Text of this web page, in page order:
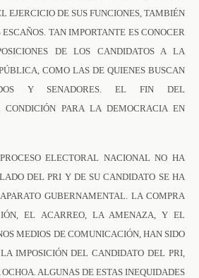
EJERCICIO DE SUS FUNCIONES, TAMBIÉN
TAN IMPORTANTE ES CONOCER
DE LOS CANDIDATOS A LA
COMO LAS DE QUIENES BUSCAN
Y SENADORES. EL FIN DEL
CONDICIÓN PARA LA DEMOCRACIA EN
ELECTORAL NACIONAL NO HA
DEL PRI Y DE SU CANDIDATO SE HA
GUBERNAMENTAL. LA COMPRA
EL ACARREO, LA AMENAZA, Y EL
MEDIOS DE COMUNICACIÓN, HAN SIDO
IMPOSICIÓN DEL CANDIDATO DEL PRI,
ALGUNAS DE ESTAS INEQUIDADES